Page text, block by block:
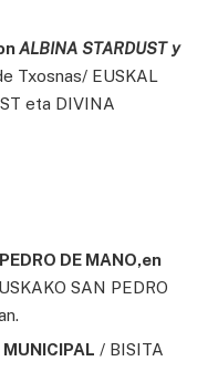
ALBINA STARDUST y
Txosnas/ EUSKAL
eta DIVINA
DE MANO,en
SAN PEDRO
/ BISITA